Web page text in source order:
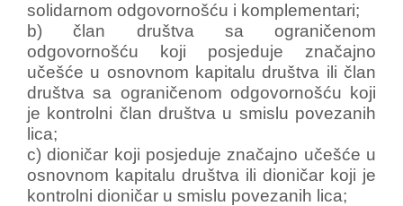
solidarnom odgovornošću i komplementari;
b) član društva sa ograničenom
odgovornošću koji posjeduje značajno
učešće u osnovnom kapitalu društva ili član
društva sa ograničenom odgovornošću koji
je kontrolni član društva u smislu povezanih
lica;
c) dioničar koji posjeduje značajno učešće u
osnovnom kapitalu društva ili dioničar koji je
kontrolni dioničar u smislu povezanih lica;